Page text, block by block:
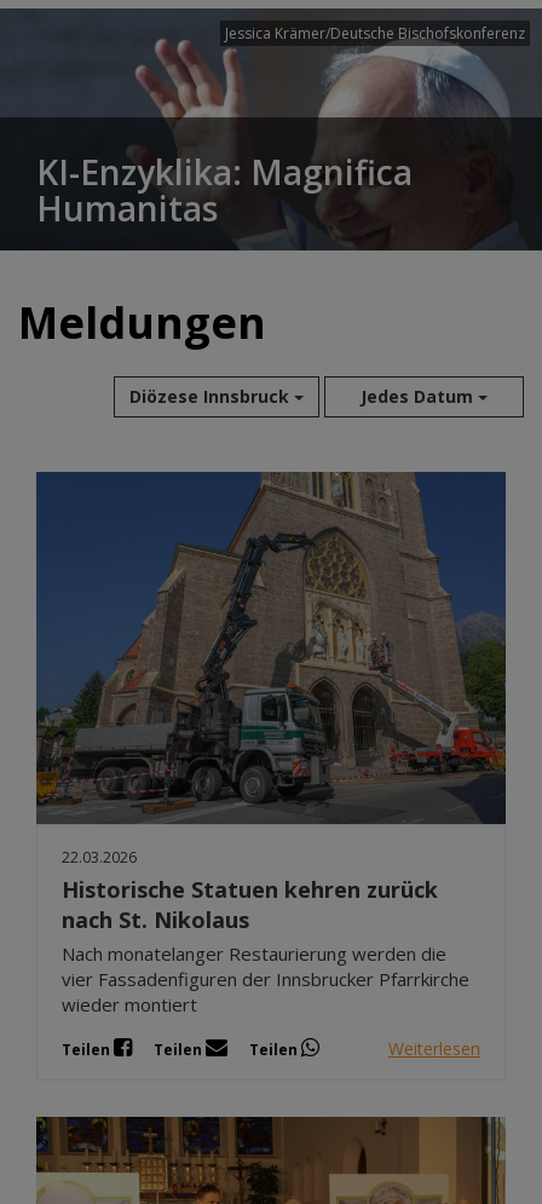
Jessica Krämer/Deutsche Bischofskonferenz
KI-Enzyklika: Magnifica
Humanitas
Meldungen
Diözese Innsbruck Jedes Datum
Aug 2026
Jul 2026
Jun 2026
Mai 2026
Apr 2026
Mär 2026
Feb 2026
Jan 2026
Dez 2025
Nov 2025
Sep 2025
22.03.2026
Historische Statuen kehren zurück
nach St. Nikolaus
Nach monatelanger Restaurierung werden die
vier Fassadenfiguren der Innsbrucker Pfarrkirche
wieder montiert
Teilen Teilen Teilen Weiterlesen